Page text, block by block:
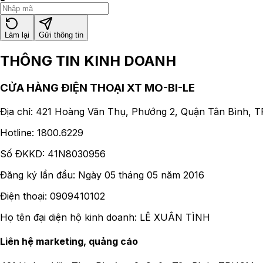
Làm lại Gửi thông tin
THÔNG TIN KINH DOANH
CỬA HÀNG ĐIỆN THOẠI XT MO-BI-LE
Địa chỉ: 421 Hoàng Văn Thụ, Phướng 2, Quận Tân Bình,
Hotline: 1800.6229
Số ĐKKD: 41N8030956
Đăng ký lần đầu: Ngày 05 tháng 05 năm 2016
Điện thoại: 0909410102
Họ tên đại diện hộ kinh doanh: LÊ XUÂN TÌNH
Liên hệ marketing, quảng cáo